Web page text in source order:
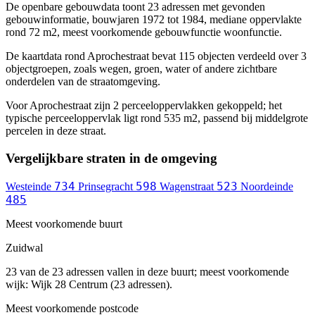
De openbare gebouwdata toont 23 adressen met gevonden
gebouwinformatie, bouwjaren 1972 tot 1984, mediane oppervlakte
rond 72 m2, meest voorkomende gebouwfunctie woonfunctie.
De kaartdata rond Aprochestraat bevat 115 objecten verdeeld over 3
objectgroepen, zoals wegen, groen, water of andere zichtbare
onderdelen van de straatomgeving.
Voor Aprochestraat zijn 2 perceeloppervlakken gekoppeld; het
typische perceeloppervlak ligt rond 535 m2, passend bij middelgrote
percelen in deze straat.
Vergelijkbare straten in de omgeving
Westeinde 734 Prinsegracht 598 Wagenstraat 523 Noordeinde
485
Meest voorkomende buurt
Zuidwal
23 van de 23 adressen vallen in deze buurt; meest voorkomende
wijk: Wijk 28 Centrum (23 adressen).
Meest voorkomende postcode